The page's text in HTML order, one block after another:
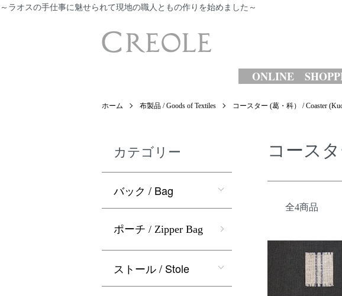
～ラオスの手仕事に魅せられて現地の職人ともの作りを始めました～
ONLINE
ホーム 布製品 / Goods of Textiles コースター (葛・科） / Coaster
コースタ
全4商品
カテゴリー
バック / Bag
ポーチ / Zipper Bag
ストール / Stole